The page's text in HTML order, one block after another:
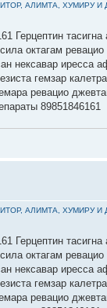
АЛИМТА, ХУМИРУ И
Герцептин
октагам
нексавар иресса
гемзар
ревацио
89851846161
АЛИМТА, ХУМИРУ И
Герцептин
октагам
нексавар иресса
гемзар
ревацио